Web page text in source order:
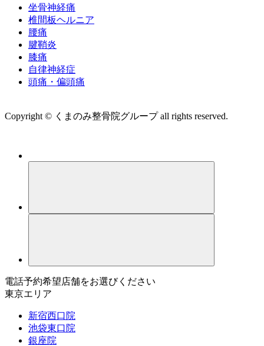
坐骨神経痛
椎間板ヘルニア
腰痛
腱鞘炎
膝痛
自律神経症
頭痛・偏頭痛
Copyright © くまのみ整骨院グループ all rights reserved.
電話予約希望店舗をお選びください
東京エリア
新宿西口院
池袋東口院
銀座院